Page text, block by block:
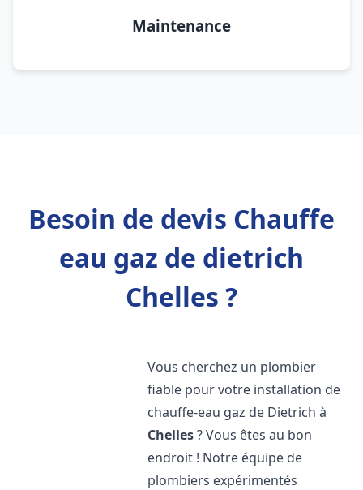
Maintenance
Besoin de devis Chauffe
eau gaz de dietrich
Chelles ?
Vous cherchez un plombier
fiable pour votre installation de
chauffe-eau gaz de Dietrich à
Chelles? Vous êtes au bon
endroit ! Notre équipe de
plombiers expérimentés